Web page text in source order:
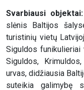
Svarbiausi objektai:
slėnis Baltijos
turistinių vietų
Siguldos funikulieriai
Siguldos,
urvas, didžiausia
suteikia galimybę